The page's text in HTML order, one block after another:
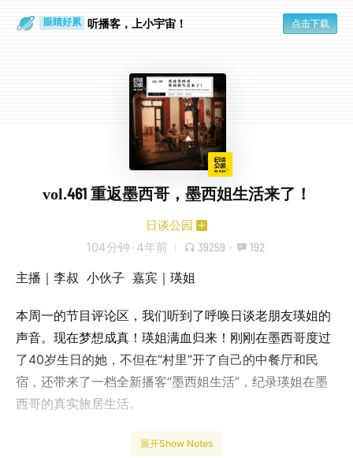
眼睛好累 听播客，上小宇宙！ 点击下载
vol.461 重返墨西哥，墨西姐生活来了！
日谈公园
104分钟 · 4年前 39259 · 192
主播｜李叔 小伙子 嘉宾｜瑛姐
本周一的节目评论区，我们听到了呼唤日谈老朋友瑛姐的
声音。现在梦想成真！瑛姐满血归来！刚刚在墨西哥度过
了40岁生日的她，不但在“村里”开了自己的中餐厅和民
宿，还带来了一档全新播客“墨西姐生活”，纪录瑛姐在墨
西哥的真实旅居生活。
在墨西哥开中餐厅是一种怎样的体验？2021年7月重返墨
展开Show Notes